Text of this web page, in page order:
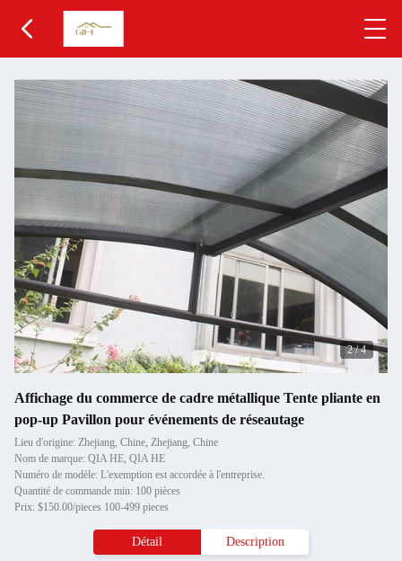
2/4
Affichage du commerce de cadre métallique Tente pliante en
pop-up Pavillon pour événements de réseautage
Lieu d'origine: Zhejiang, Chine, Zhejiang, Chine
Nom de marque: QIA HE, QIA HE
Numéro de modèle: L'exemption est accordée à l'entreprise.
Quantité de commande min: 100 pièces
Prix: $150.00/pieces 100-499 pieces
Détail Description